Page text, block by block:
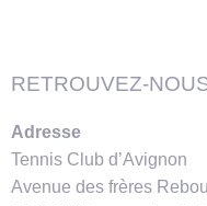
RETROUVEZ-
Adresse
Tennis Club d’Avignon
Avenue des frères